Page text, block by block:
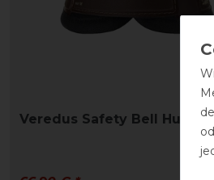
Veredus Safety Bell